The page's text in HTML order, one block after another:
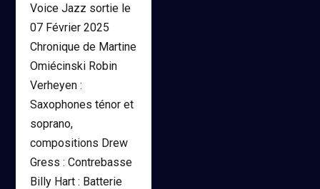
Voice Jazz sortie le
07 Février 2025
Chronique de Martine
Omiécinski Robin
Verheyen :
Saxophones ténor et
soprano,
compositions Drew
Gress : Contrebasse
Billy Hart : Batterie